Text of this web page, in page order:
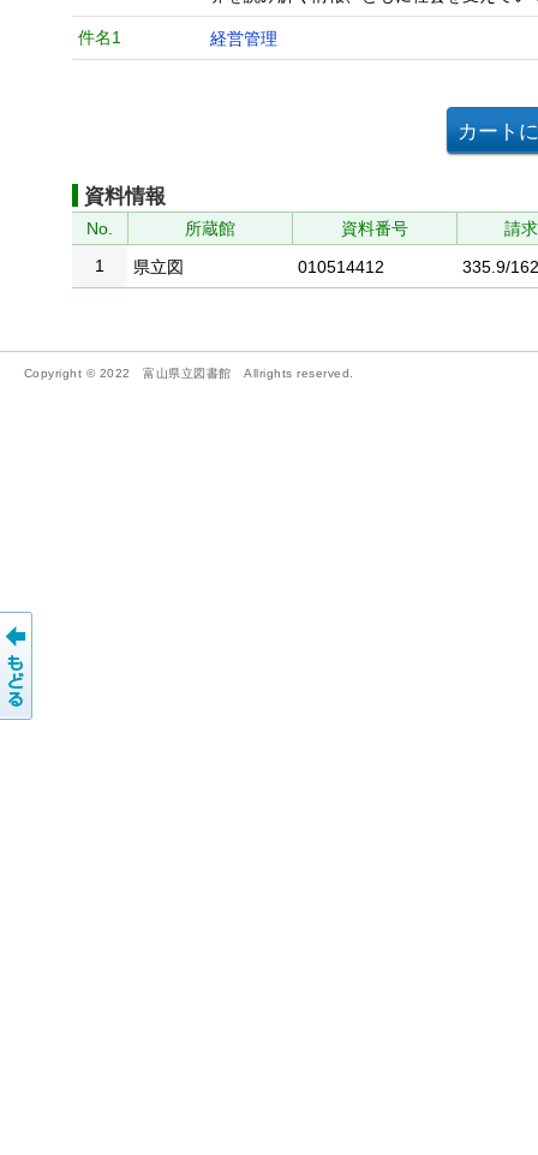
件名1 経営管理
資料情報
No. 所蔵館 資料番号
請
1
県立図 010514412 335.9/
Copyright © 2022 富山県立図書館 Allrights reserved.